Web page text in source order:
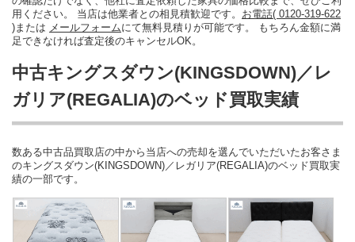
用ください。 当店は他業者との相見積歓迎です。 お電話( 0120-319-622
)または メールフォームにて無料見積りが可能です。 もちろん金額に満
足できなければ査定後のキャンセルOK。
中古キングスダウン(KINGSDOWN)／レ
ガリア(REGALIA)のベッド買取実績
数ある中古品買取店の中から当店への売却を選んでいただいたお客さま
のキングスダウン(KINGSDOWN)／レガリア(REGALIA)のベッド買取実
績の一部です。